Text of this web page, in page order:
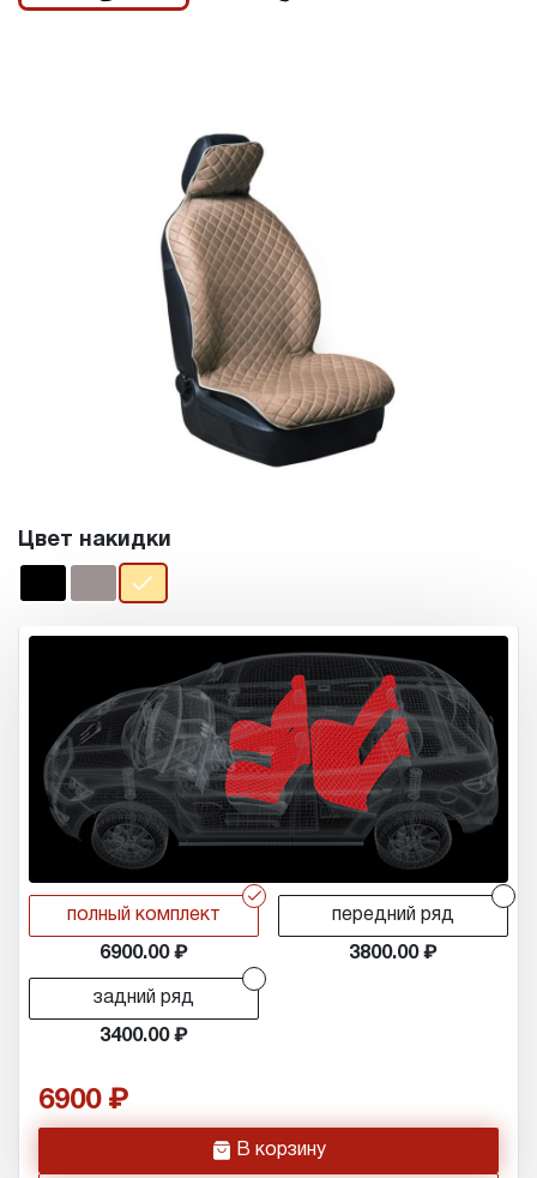
Цвет накидки
r
полный комплект
6900.00
передний ряд
3800.00
задний ряд
3400.00
6900
h В корзину